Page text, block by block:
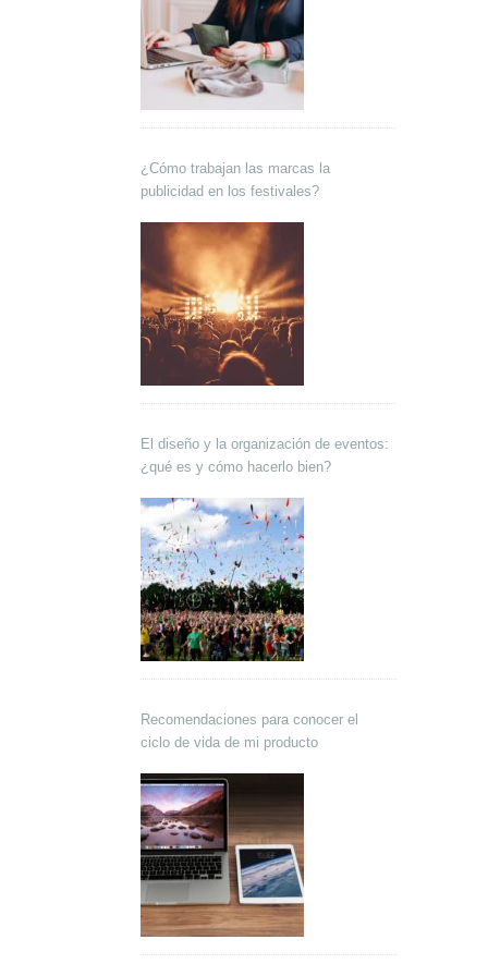
¿Cómo trabajan las marcas la
publicidad en los festivales?
El diseño y la organización de eventos:
¿qué es y cómo hacerlo bien?
Recomendaciones para conocer el
ciclo de vida de mi producto